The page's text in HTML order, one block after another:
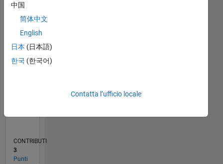
CONTRIBUTI L
-2
-1
1
2
3
CONTRIBUTI
3
Punti
中国
简体中文
English
日本 (日本語)
한국 (한국어)
Contatta l’ufficio locale